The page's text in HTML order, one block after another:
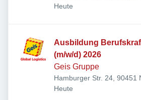
Deutschland
Veröffentlicht
Heute
Ausbildung
(m/w/d) 2026
Geis Gruppe
Hamburger Str. 24, 90451
Deutschland
Veröffentlicht
Heute